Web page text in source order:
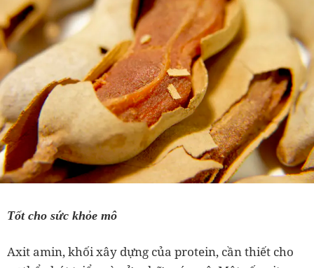
Tốt cho sức khỏe mô
Axit amin, khối xây dựng của protein, cần thiết cho